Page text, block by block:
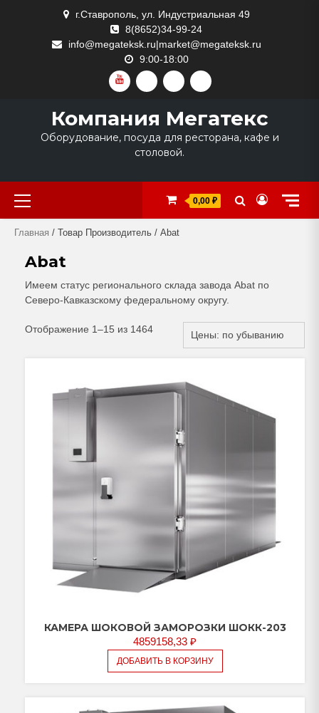
г.Ставрополь, ул. Индустриальная 49
8(8652)34-99-24
info@megateksk.ru|market@megateksk.ru
9:00-18:00
YOUTUBEVKVIDEORUTUBEDZEN
Компания Мегатекс
Оборудование, посуда для ресторана, кафе и
столовой.
Primary
Menu
0,00 ₽
Главная / Товар Производитель / Abat
Abat
Имеем статус регионального склада завода Abat по
Северо-Кавказскому федеральному округу.
Отображение 1–15 из 1464
КАМЕРА ШОКОВОЙ ЗАМОРОЗКИ ШОКК-203
4859158,33 ₽
ДОБАВИТЬ В КОРЗИНУ